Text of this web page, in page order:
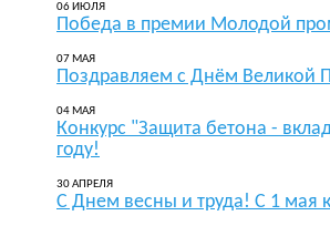
06 ИЮЛЯ
Победа в премии Молодой
07 МАЯ
Поздравляем с Днём Великой
04 МАЯ
Конкурс "Защита бетона -
году!
30 АПРЕЛЯ
С Днем весны и труда! С 1 мая